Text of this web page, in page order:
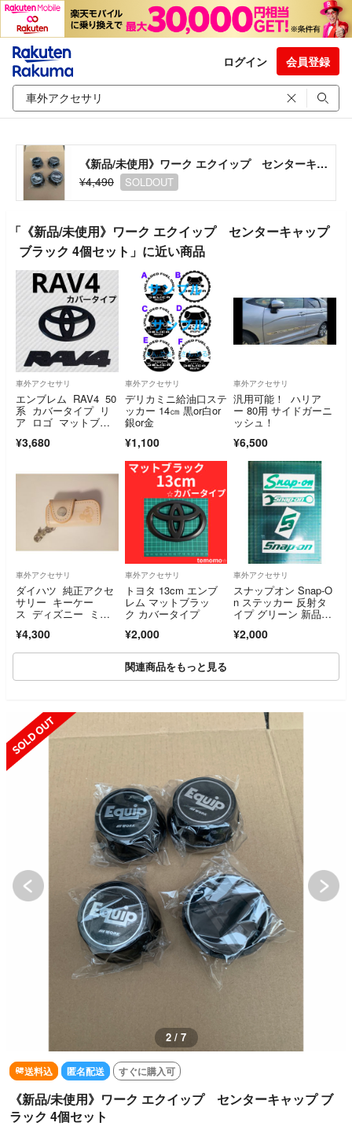
ログイン 会員登録
《新品/未使用》ワーク エクイップ センターキャップ ブラック 4個セット
¥4,490
SOLDOUT
「《新品/未使用》ワーク エクイップ センターキャップ
ブラック 4個セット」に近い商品
車外アクセサリ
エンブレム RAV4 50
系 カバータイプ リ
ア ロゴ マットブラ
¥3,680
車外アクセサリ
デリカミニ給油口ステ
ッカー 14㎝ 黒or白or
銀or金
¥1,100
車外アクセサリ
汎用可能！ ハリア
ー 80用 サイドガーニ
ッシュ！
¥6,500
車外アクセサリ
ダイハツ 純正アクセ
サリー キーケー
ス ディズニー ミッ
無料！！
¥4,300
車外アクセサリ
トヨタ 13cm エンブ
レム マットブラッ
ク カバータイプ
¥2,000
車外アクセサリ
スナップオン Snap-O
n ステッカー 反射タ
イプ グリーン 新品4
¥2,000
関連商品をもっと見る
2 / 7
送料込 匿名配送 すぐに購入可
《新品/未使用》ワーク エクイップ センターキャップ ブ
ラック 4個セット